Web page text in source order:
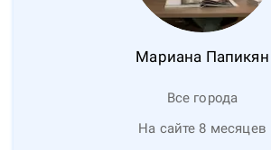
Мариана Папикян
Все города
На сайте 8 месяцев